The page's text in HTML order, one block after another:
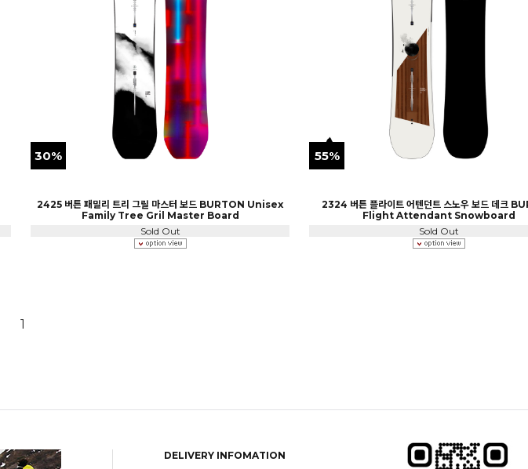
30%
2425 버튼 패밀리 트리 그릴 마스터 보드 BURTON Unisex
Family Tree Gril Master Board
Sold Out
55%
2324 버튼 플라이트 어텐던트 스노우 보드 데크
Flight Attendant Snowboard
Sold Out
1
DELIVERY INFOMATION